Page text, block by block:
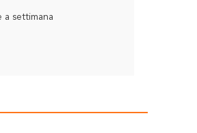
a settimana